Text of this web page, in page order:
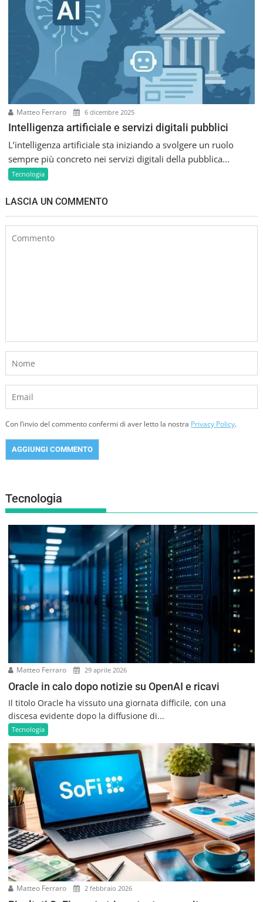
Matteo Ferraro 6 dicembre 2025
Intelligenza artificiale e servizi digitali pubblici
L’intelligenza artificiale sta iniziando a svolgere un ruolo
sempre più concreto nei servizi digitali della pubblica...
Tecnologia
LASCIA UN COMMENTO
Con l’invio del commento confermi di aver letto la nostra Privacy Policy.
Tecnologia
Matteo Ferraro 29 aprile 2026
Oracle in calo dopo notizie su OpenAI e ricavi
Il titolo Oracle ha vissuto una giornata difficile, con una
discesa evidente dopo la diffusione di...
Tecnologia
Matteo Ferraro 2 febbraio 2026